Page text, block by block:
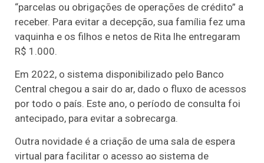
“parcelas ou obrigações de operações de crédito” a
receber. Para evitar a decepção, sua família fez uma
vaquinha e os filhos e netos de Rita lhe entregaram
R$ 1.000.
Em 2022, o sistema disponibilizado pelo Banco
Central chegou a sair do ar, dado o fluxo de acessos
por todo o país. Este ano, o período de consulta foi
antecipado, para evitar a sobrecarga.
Outra novidade é a criação de uma sala de espera
virtual para facilitar o acesso ao sistema de